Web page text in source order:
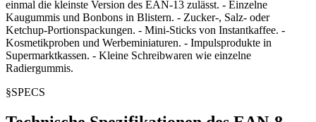
einmal die kleinste Version des EAN-13 zulässt. - Einzelne
Kaugummis und Bonbons in Blistern. - Zucker-, Salz- oder
Ketchup-Portionspackungen. - Mini-Sticks von Instantkaffee. -
Kosmetikproben und Werbeminiaturen. - Impulsprodukte in
Supermarktkassen. - Kleine Schreibwaren wie einzelne
Radiergummis.
§SPECS